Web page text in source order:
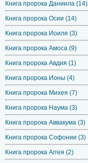
Книга пророка Даниила (14)
Книга пророка Осии (14)
Книга пророка Иоиля (3)
Книга пророка Амоса (9)
Книга пророка Авдия (1)
Книга пророка Ионы (4)
Книга пророка Михея (7)
Книга пророка Наума (3)
Книга пророка Аввакума (3)
Книга пророка Софонии (3)
Книга пророка Аггея (2)